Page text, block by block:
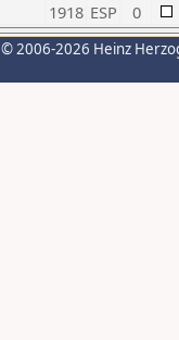
1918 ESP 0
© 2006-2026 Heinz